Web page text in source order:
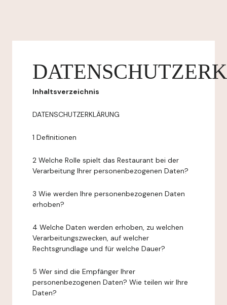
Inhaltsverzeichnis
DATENSCHUTZERKLÄRUNG
1 Definitionen
2 Welche Rolle spielt das Restaurant bei der
Verarbeitung Ihrer personenbezogenen Daten?
3 Wie werden Ihre personenbezogenen Daten
erhoben?
4 Welche Daten werden erhoben, zu welchen
Verarbeitungszwecken, auf welcher
Rechtsgrundlage und für welche Dauer?
5 Wer sind die Empfänger Ihrer
personenbezogenen Daten? Wie teilen wir Ihre
Daten?